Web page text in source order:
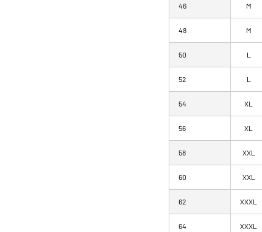
46 M
48 M
50 L
52 L
54 XL
56 XL
58 XXL
60 XXL
62 XXXL
64 XXXL